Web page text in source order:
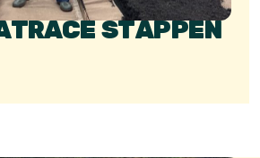
STAPPEN